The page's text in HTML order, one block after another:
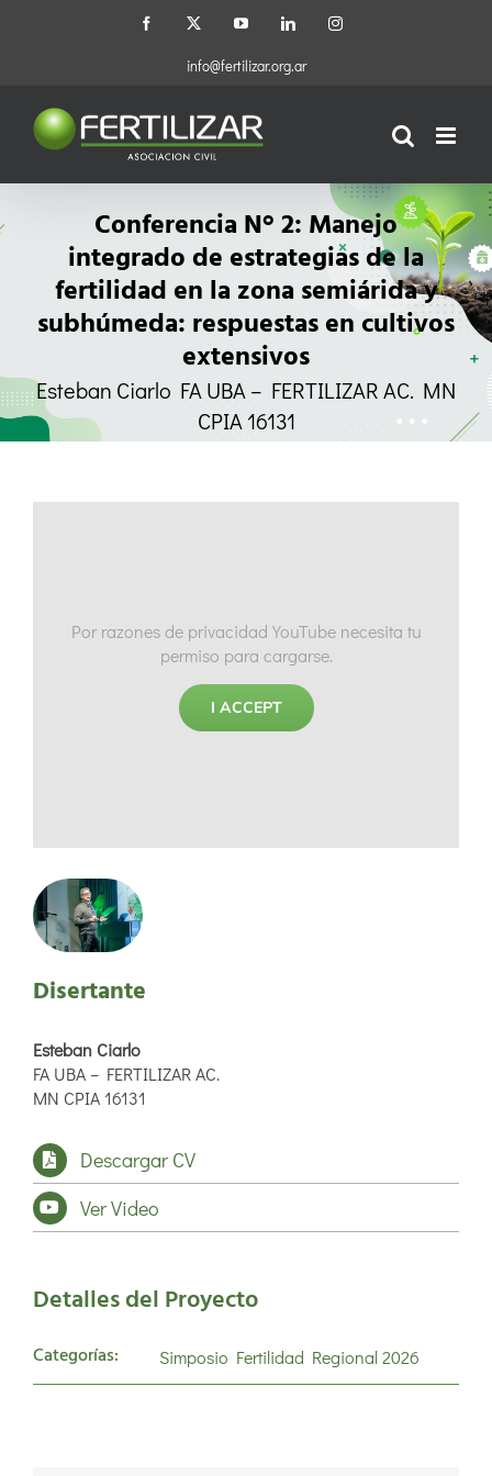
Facebook
X YouTubeLinkedInInstagram
info@fertilizar.org.ar
Conferencia N° 2: Manejo
integrado de estrategias de la
fertilidad en la zona semiárida y
subhúmeda: respuestas en cultivos
extensivos
Esteban Ciarlo FA UBA – FERTILIZAR AC. MN
CPIA 16131
Por razones de privacidad YouTube necesita tu
permiso para cargarse.
I ACCEPT
Disertante
Esteban Ciarlo
FA UBA – FERTILIZAR AC.
MN CPIA 16131
Descargar CV
Ver Video
Detalles del Proyecto
Categorías: Simposio Fertilidad Regional 2026